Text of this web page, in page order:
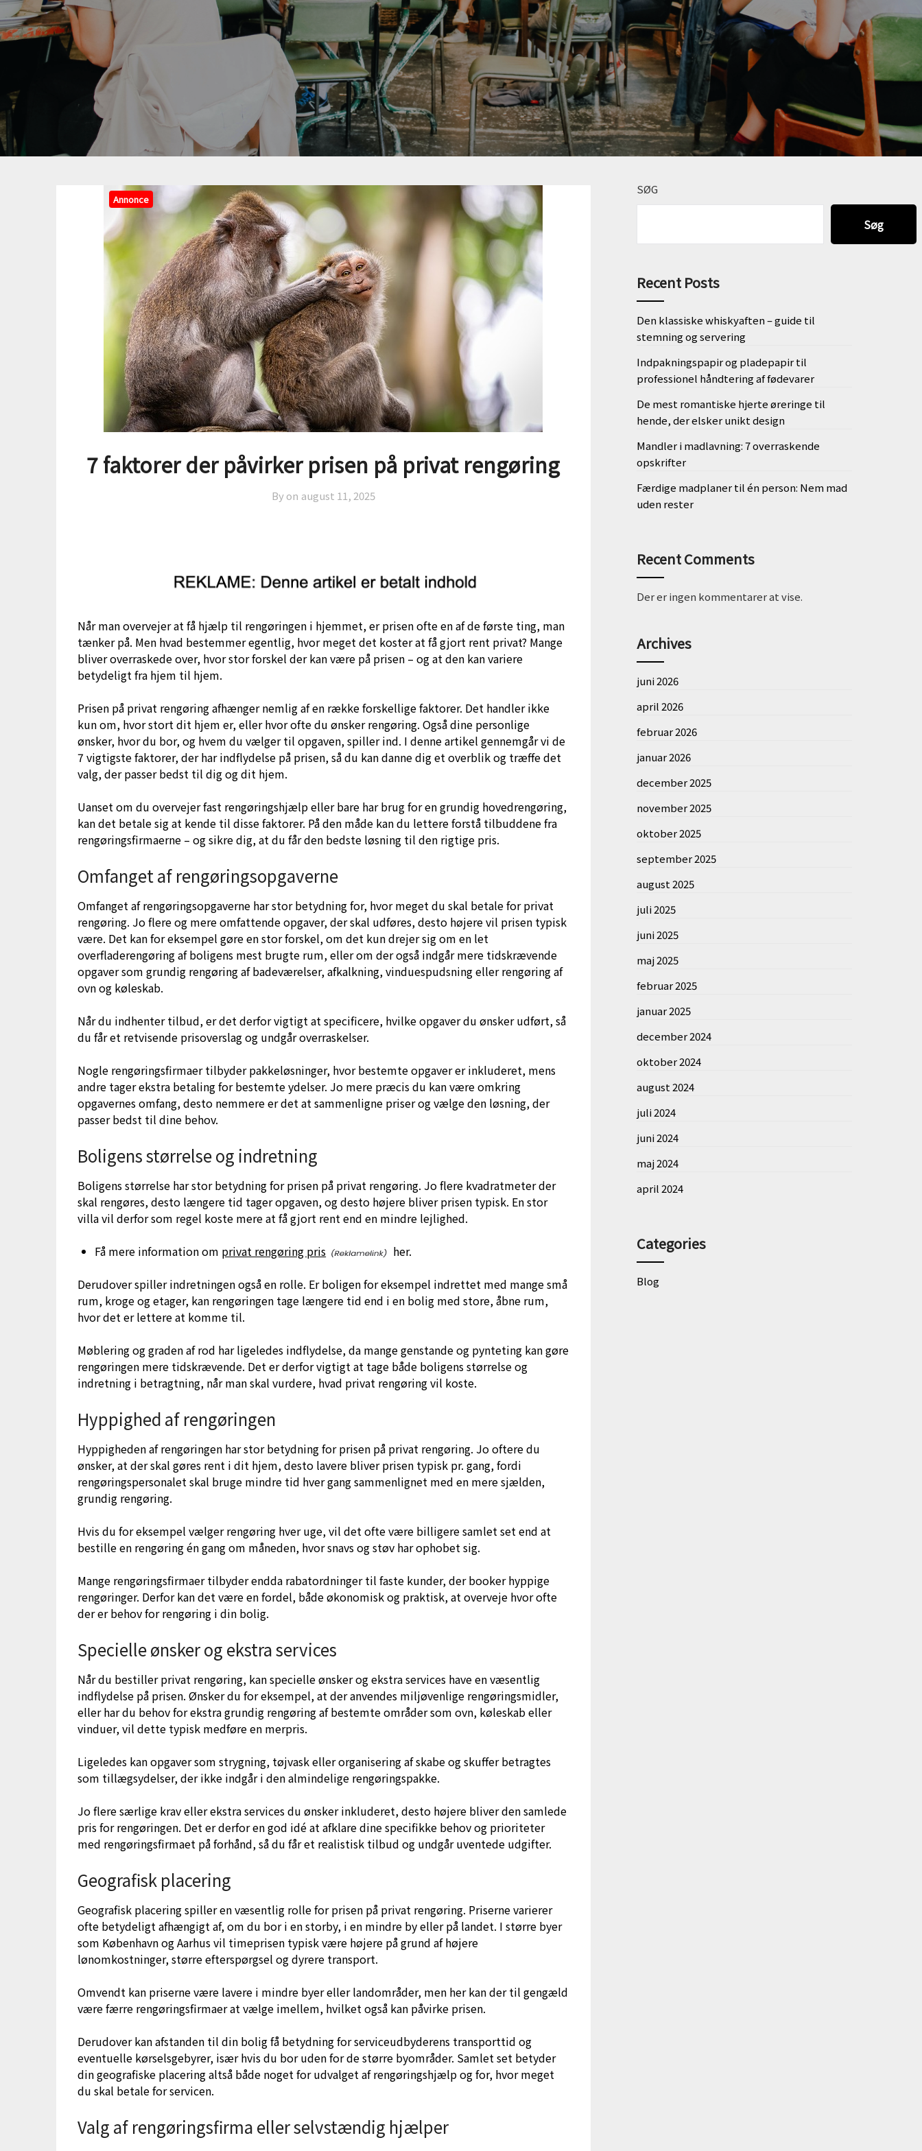
Annonce
7 faktorer der påvirker prisen på privat rengøring
By on august 11, 2025
Når man overvejer at få hjælp til rengøringen i hjemmet, er prisen ofte en af de første ting, man
tænker på. Men hvad bestemmer egentlig, hvor meget det koster at få gjort rent privat? Mange
bliver overraskede over, hvor stor forskel der kan være på prisen – og at den kan variere
betydeligt fra hjem til hjem.
Prisen på privat rengøring afhænger nemlig af en række forskellige faktorer. Det handler ikke
kun om, hvor stort dit hjem er, eller hvor ofte du ønsker rengøring. Også dine personlige
ønsker, hvor du bor, og hvem du vælger til opgaven, spiller ind. I denne artikel gennemgår vi de
7 vigtigste faktorer, der har indflydelse på prisen, så du kan danne dig et overblik og træffe det
valg, der passer bedst til dig og dit hjem.
Uanset om du overvejer fast rengøringshjælp eller bare har brug for en grundig hovedrengøring,
kan det betale sig at kende til disse faktorer. På den måde kan du lettere forstå tilbuddene fra
rengøringsfirmaerne – og sikre dig, at du får den bedste løsning til den rigtige pris.
Omfanget af rengøringsopgaverne
Omfanget af rengøringsopgaverne har stor betydning for, hvor meget du skal betale for privat
rengøring. Jo flere og mere omfattende opgaver, der skal udføres, desto højere vil prisen typisk
være. Det kan for eksempel gøre en stor forskel, om det kun drejer sig om en let
overfladerengøring af boligens mest brugte rum, eller om der også indgår mere tidskrævende
opgaver som grundig rengøring af badeværelser, afkalkning, vinduespudsning eller rengøring af
ovn og køleskab.
Når du indhenter tilbud, er det derfor vigtigt at specificere, hvilke opgaver du ønsker udført, så
du får et retvisende prisoverslag og undgår overraskelser.
Nogle rengøringsfirmaer tilbyder pakkeløsninger, hvor bestemte opgaver er inkluderet, mens
andre tager ekstra betaling for bestemte ydelser. Jo mere præcis du kan være omkring
opgavernes omfang, desto nemmere er det at sammenligne priser og vælge den løsning, der
passer bedst til dine behov.
Boligens størrelse og indretning
Boligens størrelse har stor betydning for prisen på privat rengøring. Jo flere kvadratmeter der
skal rengøres, desto længere tid tager opgaven, og desto højere bliver prisen typisk. En stor
villa vil derfor som regel koste mere at få gjort rent end en mindre lejlighed.
Få mere information om privat rengøring pris
her.
Derudover spiller indretningen også en rolle. Er boligen for eksempel indrettet med mange små
rum, kroge og etager, kan rengøringen tage længere tid end i en bolig med store, åbne rum,
hvor det er lettere at komme til.
Møblering og graden af rod har ligeledes indflydelse, da mange genstande og pynteting kan gøre
rengøringen mere tidskrævende. Det er derfor vigtigt at tage både boligens størrelse og
indretning i betragtning, når man skal vurdere, hvad privat rengøring vil koste.
Hyppighed af rengøringen
Hyppigheden af rengøringen har stor betydning for prisen på privat rengøring. Jo oftere du
ønsker, at der skal gøres rent i dit hjem, desto lavere bliver prisen typisk pr. gang, fordi
rengøringspersonalet skal bruge mindre tid hver gang sammenlignet med en mere sjælden,
grundig rengøring.
Hvis du for eksempel vælger rengøring hver uge, vil det ofte være billigere samlet set end at
bestille en rengøring én gang om måneden, hvor snavs og støv har ophobet sig.
Mange rengøringsfirmaer tilbyder endda rabatordninger til faste kunder, der booker hyppige
rengøringer. Derfor kan det være en fordel, både økonomisk og praktisk, at overveje hvor ofte
der er behov for rengøring i din bolig.
Specielle ønsker og ekstra services
Når du bestiller privat rengøring, kan specielle ønsker og ekstra services have en væsentlig
indflydelse på prisen. Ønsker du for eksempel, at der anvendes miljøvenlige rengøringsmidler,
eller har du behov for ekstra grundig rengøring af bestemte områder som ovn, køleskab eller
vinduer, vil dette typisk medføre en merpris.
Ligeledes kan opgaver som strygning, tøjvask eller organisering af skabe og skuffer betragtes
som tillægsydelser, der ikke indgår i den almindelige rengøringspakke.
Jo flere særlige krav eller ekstra services du ønsker inkluderet, desto højere bliver den samlede
pris for rengøringen. Det er derfor en god idé at afklare dine specifikke behov og prioriteter
med rengøringsfirmaet på forhånd, så du får et realistisk tilbud og undgår uventede udgifter.
Geografisk placering
Geografisk placering spiller en væsentlig rolle for prisen på privat rengøring. Priserne varierer
ofte betydeligt afhængigt af, om du bor i en storby, i en mindre by eller på landet. I større byer
som København og Aarhus vil timeprisen typisk være højere på grund af højere
lønomkostninger, større efterspørgsel og dyrere transport.
Omvendt kan priserne være lavere i mindre byer eller landområder, men her kan der til gengæld
være færre rengøringsfirmaer at vælge imellem, hvilket også kan påvirke prisen.
Derudover kan afstanden til din bolig få betydning for serviceudbyderens transporttid og
eventuelle kørselsgebyrer, især hvis du bor uden for de større byområder. Samlet set betyder
din geografiske placering altså både noget for udvalget af rengøringshjælp og for, hvor meget
du skal betale for servicen.
Valg af rengøringsfirma eller selvstændig hjælper
SØG
Søg
Recent Posts
Den klassiske whiskyaften – guide til
stemning og servering
Indpakningspapir og pladepapir til
professionel håndtering af fødevarer
De mest romantiske hjerte øreringe til
hende, der elsker unikt design
Mandler i madlavning: 7 overraskende
opskrifter
Færdige madplaner til én person: Nem mad
uden rester
Recent Comments
Der er ingen kommentarer at vise.
Archives
juni 2026
april 2026
februar 2026
januar 2026
december 2025
november 2025
oktober 2025
september 2025
august 2025
juli 2025
juni 2025
maj 2025
februar 2025
januar 2025
december 2024
oktober 2024
august 2024
juli 2024
juni 2024
maj 2024
april 2024
Categories
Blog